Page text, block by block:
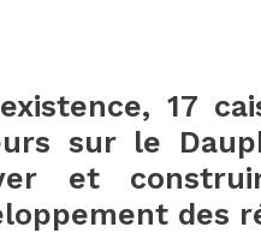
17
sur le
et
des